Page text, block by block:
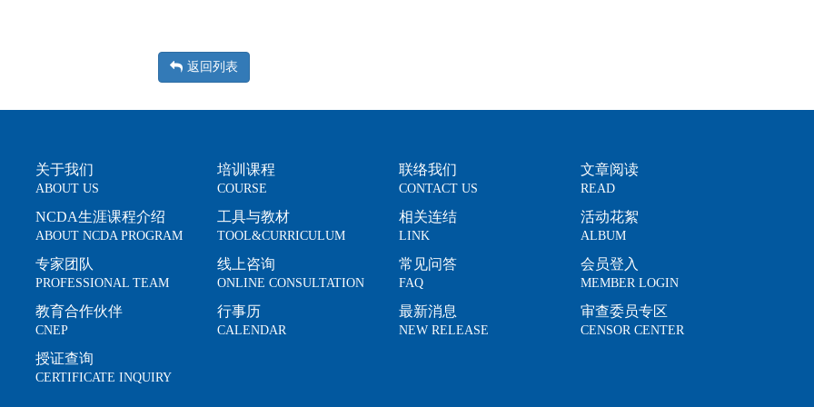
返回列表
关于我们
ABOUT US
NCDA生涯课程介绍
ABOUT NCDA PROGRAM
专家团队
PROFESSIONAL TEAM
教育合作伙伴
CNEP
授证查询
CERTIFICATE INQUIRY
培训课程
COURSE
工具与教材
TOOL&CURRICULUM
线上咨询
ONLINE CONSULTATION
行事历
CALENDAR
联络我们
CONTACT US
相关连结
LINK
常见问答
FAQ
最新消息
NEW RELEASE
文章阅读
READ
活动花絮
ALBUM
会员登入
MEMBER LOGIN
审查委员专区
CENSOR CENTER